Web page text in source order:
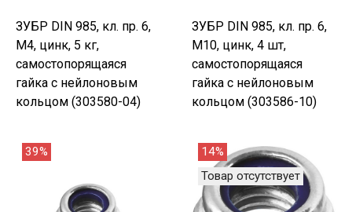
ЗУБР DIN 985, кл. пр. 6,
M4, цинк, 5 кг,
самостопорящаяся
гайка с нейлоновым
кольцом (303580-04)
ЗУБР DIN 985, кл. пр. 6,
M10, цинк, 4 шт,
самостопорящаяся
гайка с нейлоновым
кольцом (303586-10)
39%
14%
Товар отсутствует